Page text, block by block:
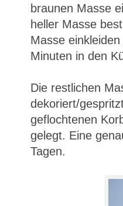
braunen Masse
heller Masse
Masse
Minuten in den
Die restlichen
dekoriert/
geflochtenen
gelegt. Eine
Tagen.